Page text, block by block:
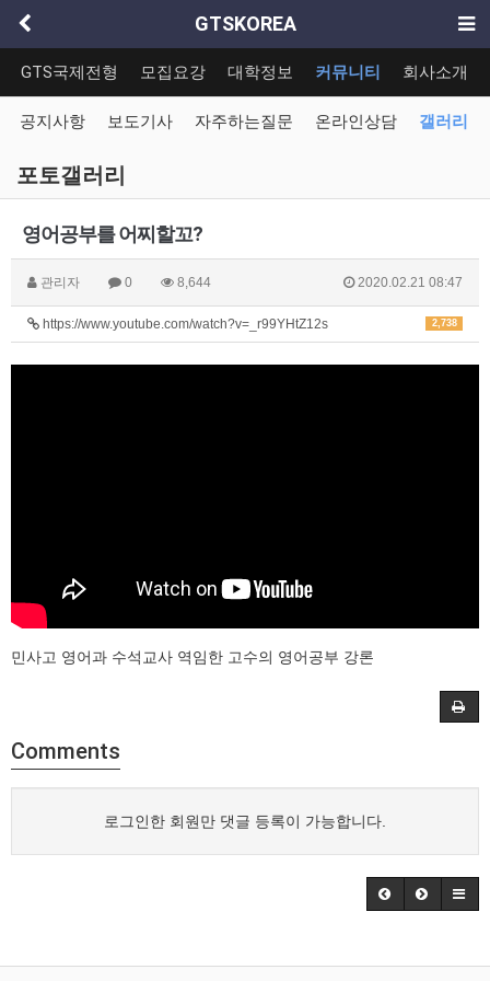
GTSKOREA
GTS국제전형 모집요강 대학정보 커뮤니티 회사소개
공지사항 보도기사 자주하는질문 온라인상담 갤러리
포토갤러리
영어공부를 어찌할꼬?
관리자 0 8,644 2020.02.21 08:47
2,738
https://www.youtube.com/watch?v=_r99YHtZ12s
민사고 영어과 수석교사 역임한 고수의 영어공부 강론
Comments
로그인한 회원만 댓글 등록이 가능합니다.